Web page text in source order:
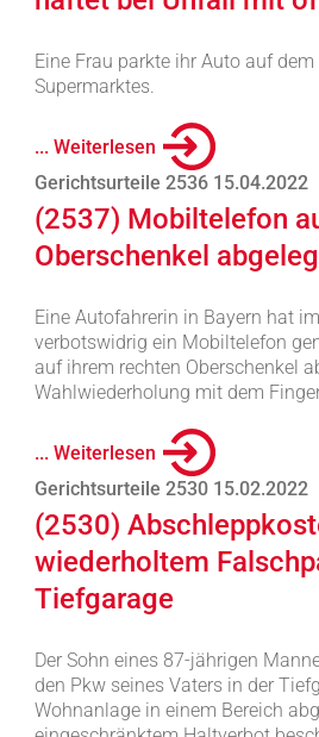
Eine Frau parkte ihr Auto auf
Supermarktes.
... Weiterlesen
Gerichtsurteile 2536 15.04.2022
(2537) Mobiltelefon
Oberschenkel
Eine Autofahrerin in Bayern hat
verbotswidrig ein Mobiltelefon
auf ihrem rechten Oberschenkel
Wahlwiederholung mit dem
... Weiterlesen
Gerichtsurteile 2530 15.02.2022
(2530)
wiederholtem
Tiefgarage
Der Sohn eines 87-jährigen
den Pkw seines Vaters in der
Wohnanlage in einem Bereich